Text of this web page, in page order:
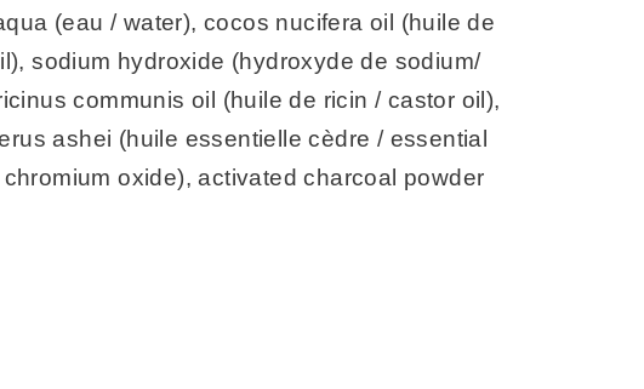
(eau / water), cocos nucifera oil (huile de
sodium hydroxide (hydroxyde de sodium/
communis oil (huile de ricin / castor oil),
ashei (huile essentielle cèdre / essential
oxide), activated charcoal powder